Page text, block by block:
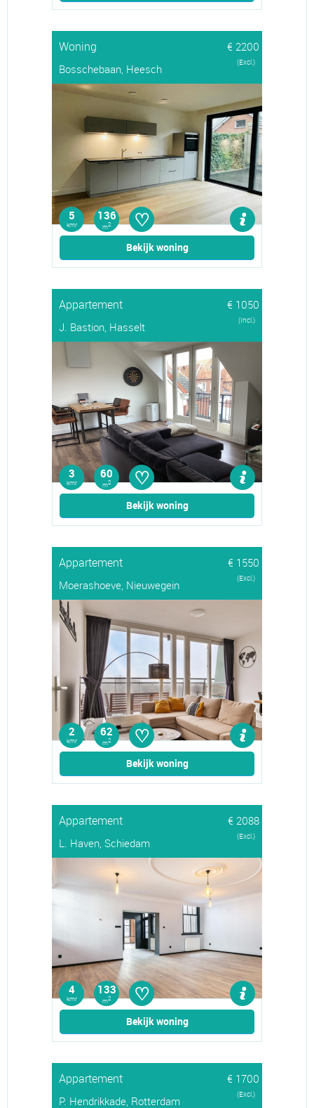
Woning
€ 2200
Bosschebaan, Heesch
(Excl.)
5
kmr
136
m2 ♡
Bekijk woning
Appartement
€ 1050
J. Bastion, Hasselt
(Incl.)
3
kmr
60
m2 ♡
Bekijk woning
Appartement
€ 1550
Moerashoeve, Nieuwegein
(Excl.)
2
kmr
62
m2 ♡
Bekijk woning
Appartement
€ 2088
L. Haven, Schiedam
(Excl.)
4
kmr
133
m2 ♡
Bekijk woning
Appartement
€ 1700
P. Hendrikkade, Rotterdam
(Excl.)